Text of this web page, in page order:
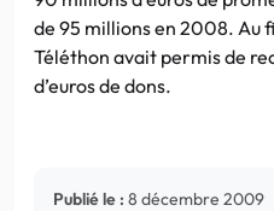
de 95 millions en 2008. Au
Téléthon avait permis de
d’euros de dons.
Publié le : 8 décembre 2009